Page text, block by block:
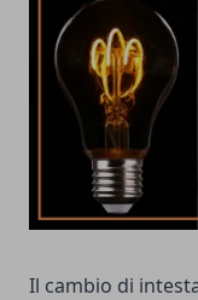
Il cambio di